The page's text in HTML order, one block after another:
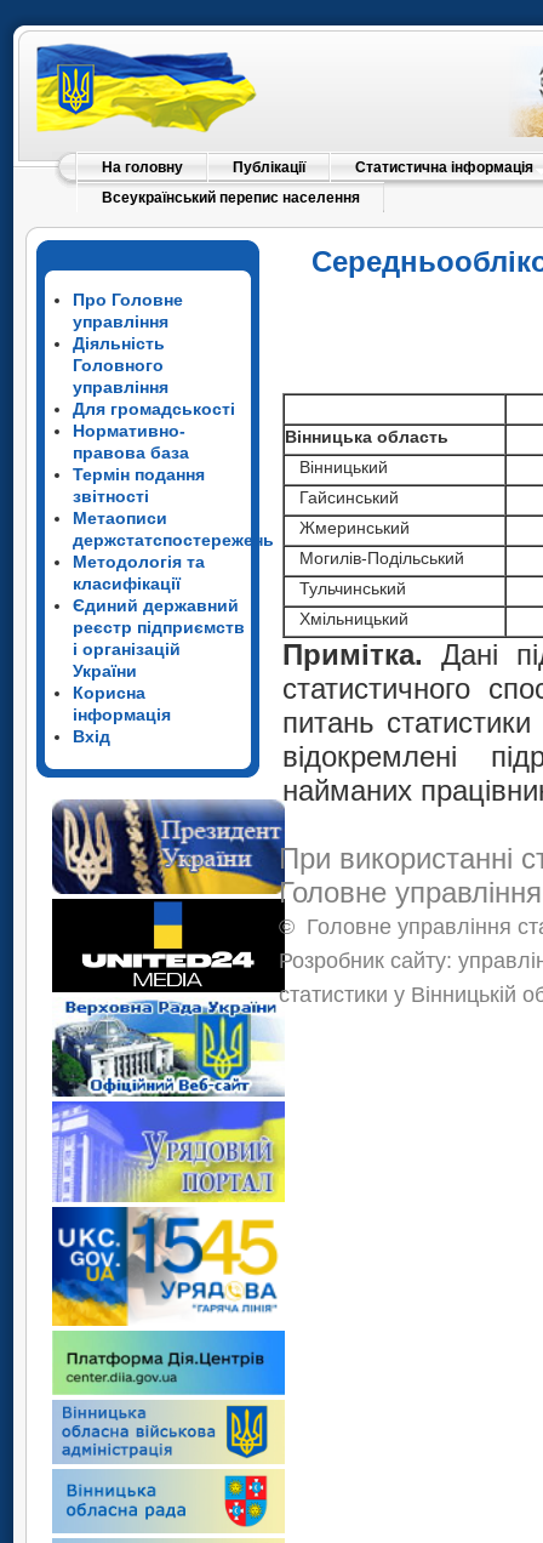
На головну Публікації
Статистична інформація
Всеукраїнський перепис населення
Про Головне
управління
Діяльність
Головного
управління
Для громадськості
Нормативно-
правова база
Термін подання
звітності
Метаописи
держстатспостережень
Методологія та
класифікації
Єдиний державний
реєстр підприємств
і організацій
України
Корисна
інформація
Вхід
Вінницька область
Вінницький
Гайсинський
Жмеринський
Могилів-Подільський
Тульчинський
Хмільницький
Примітка. Дані
статистичного
питань
відокремлені
найманих
При використанні
Головне
© Головне управління
Розробник сайту:
статистики у Вінницькій